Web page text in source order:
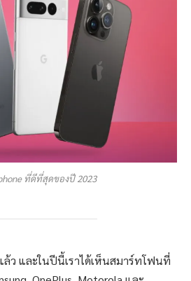
ที่ดีที่สุดของปี 2023
ล้ว และในปีนี้เราได้เห็นสมาร์ทโฟนที่